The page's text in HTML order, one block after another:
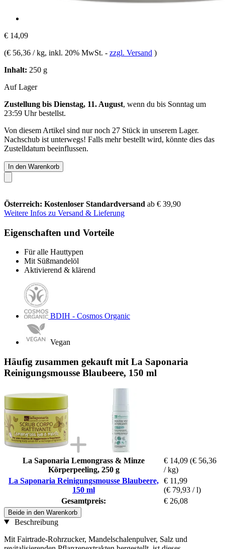
€ 14,09
(€ 56,36 / kg, inkl. 20% MwSt. - zzgl. Versand )
Inhalt: 250 g
Auf Lager
Zustellung bis Dienstag, 11. August, wenn du bis Sonntag um
23:59 Uhrbestellst.
Von diesem Artikel sind nur noch 27 Stück in unserem Lager.
Nachschub ist unterwegs! Falls mehr bestellt wird, könnte dies das
Zustelldatum beeinflussen.
In den Warenkorb
Österreich: Kostenloser Standardversand ab € 39,90
Weitere Infos zu Versand & Lieferung
Eigenschaften und Vorteile
Für alle Hauttypen
Mit Süßmandelöl
Aktivierend & klärend
BDIH - Cosmos Organic
Vegan
Häufig zusammen gekauft mit La Saponaria
Reinigungsmousse Blaubeere, 150 ml
La Saponaria Lemongrass & Minze
Körperpeeling, 250 g
€ 14,09 (€ 56,36
/ kg)
La Saponaria Reinigungsmousse Blaubeere,
150 ml
€ 11,99
(€ 79,93 / l)
Gesamtpreis:
€ 26,08
Beide in den Warenkorb
Beschreibung
Mit Fairtrade-Rohrzucker, Mandelschalenpulver, Salz und